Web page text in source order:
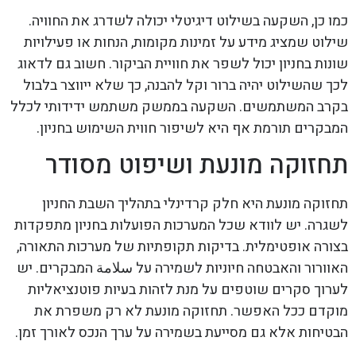
כמו כן, השקעה בשילוט דיגיטלי יכולה לשדרג את החוויה.
שילוט שמציג מידע על זמינות מקומות, הנחות או פעילויות
שונות בחניון יכול לשפר את חוויית הביקור. חשוב גם לדאוג
לכך שהשילוט יהיה ברור וקל להבנה, כך שלא ייווצר בלבול
בקרב המשתמשים. השקעה בממשק משתמש ידידותי לכלל
המבקרים תורמת אף היא לשיפור חווית השימוש בחניון.
תחזוקה מונעת ושיפוט מסודר
תחזוקה מונעת היא חלק קרדינלי בתהליך השבת החניון
לשגרה. יש לוודא שכל המערכות הפועלות בחניון מתפקדות
בצורה אופטימלית. בדיקות תקופתיות של מערכות התאורה,
האוורור והאבטחה חיוניות לשמירה על سلامة המבקרים. יש
לערוך סקרים שוטפים על מנת לזהות בעיות פוטנציאליות
מוקדם ככל האפשר. תחזוקה מונעת לא רק משפרת את
הבטיחות אלא גם מסייעת בשמירה על ערך הנכס לאורך זמן.